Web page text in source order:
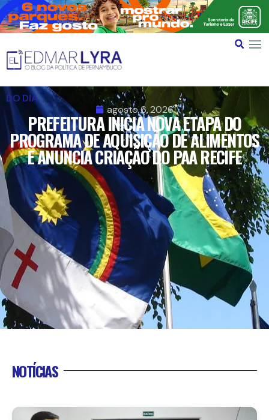
DO DIA
agosto 6, 2026
PREFEITURA INICIA NOVA ETAPA DO
PROGRAMA DE AQUISIÇÃO DE ALIMENTOS
E ANUNCIA CRIAÇÃO DO PAA RECIFE
NOTÍCIAS